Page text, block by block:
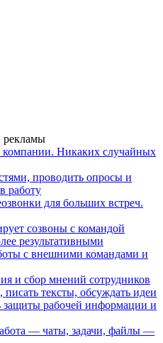
рекламы
компании. Никаких случайных
проводить опросы и
работу
для больших встреч.
созвоны с командой
результативными
с внешними командами и
и сбор мнений сотрудников
тексты, обсуждать идеи
защиты рабочей информации и
— чаты, задачи, файлы —